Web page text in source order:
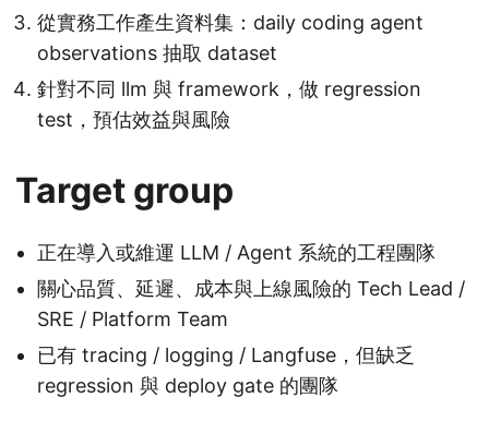
從實務工作產生資料集：daily coding agent
observations 抽取 dataset
針對不同 llm 與 framework，做 regression
test，預估效益與風險
Target group
正在導入或維運 LLM / Agent 系統的工程團隊
關心品質、延遲、成本與上線風險的 Tech Lead /
SRE / Platform Team
已有 tracing / logging / Langfuse，但缺乏
regression 與 deploy gate 的團隊